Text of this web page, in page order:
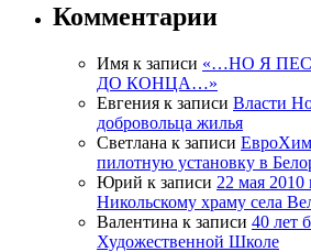
Комментарии
Имя к записи «…НО Я
ДО КОНЦА…»
Евгения к записи Власти
добровольца жилья
Светлана к записи ЕвроХим
пилотную установку в
Юрий к записи 22 мая
Никольскому храму села
Валентина к записи 40 лет
Художественной Школе